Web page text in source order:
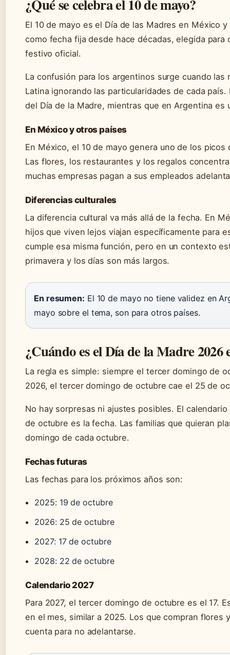
¿Qué se celebra el 10 de mayo?
El 10 de mayo es el Día de las Madres en México
como fecha fija desde hace décadas, elegida para
festivo oficial.
La confusión para los argentinos surge cuando
Latina ignorando las particularidades de cada
del Día de la Madre, mientras que en Argentina es
En México y otros países
En México, el 10 de mayo genera uno de los
Las flores, los restaurantes y los regalos
muchas empresas pagan a sus empleados
Diferencias culturales
La diferencia cultural va más allá de la fecha. En
hijos que viven lejos viajan específicamente para
cumple esa misma función, pero en un contexto
primavera y los días son más largos.
En resumen: El 10 de mayo no tiene validez en
mayo sobre el tema, son para otros países.
¿Cuándo es el Día de la Madre
La regla es simple: siempre el tercer domingo de
2026, el tercer domingo de octubre cae el 25 de
No hay sorpresas ni ajustes posibles. El
de octubre es la fecha. Las familias que quieran
domingo de cada octubre.
Fechas futuras
Las fechas para los próximos años son:
2025: 19 de octubre
2026: 25 de octubre
2027: 17 de octubre
2028: 22 de octubre
Calendario 2027
Para 2027, el tercer domingo de octubre es el 17.
en el mes, similar a 2025. Los que compran
cuenta para no adelantarse.